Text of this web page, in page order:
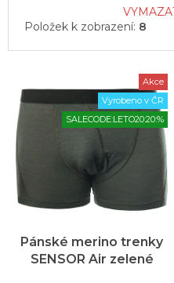
Položek k zobrazení: 8
p
Akce
Vyrobeno v ČR
SALECODE:LETO20:20:%
Pánské merino trenky
SENSOR Air zelené